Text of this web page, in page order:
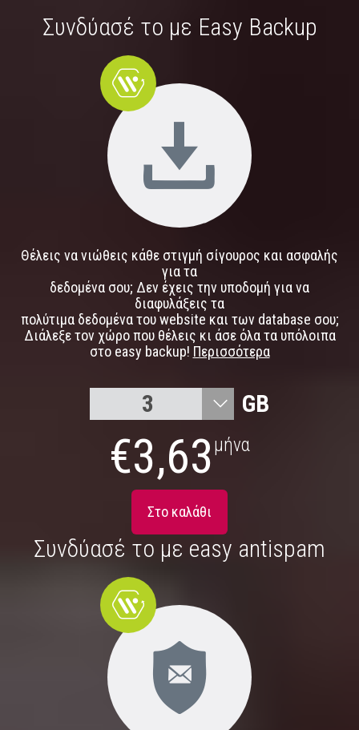
Συνδύασέ το με Easy Backup
Θέλεις να νιώθεις κάθε στιγμή σίγουρος και ασφαλής
για τα
δεδομένα σου; Δεν έχεις την υποδομή για να
διαφυλάξεις τα
πολύτιμα δεδομένα του website και των database σου;
Διάλεξε τον χώρο που θέλεις κι άσε όλα τα υπόλοιπα
στο easy backup! Περισσότερα
3
6
12
24
48
100
500
GB
€3,63μήνα
Στο καλάθι
Συνδύασέ το με easy antispam